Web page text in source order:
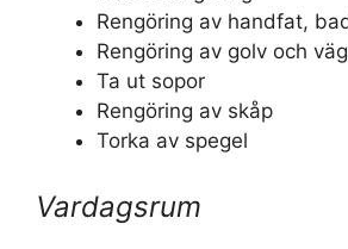
Rengöring av handfat,
Rengöring av golv och
Ta ut sopor
Rengöring av skåp
Torka av spegel
Vardagsrum